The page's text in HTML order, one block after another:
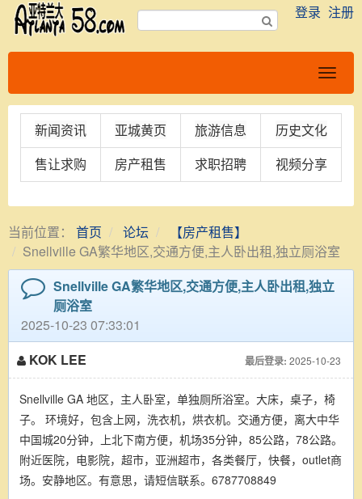
登录 注册
新闻资讯 亚城黄页 旅游信息 历史文化
售让求购 房产租售 求职招聘 视频分享
当前位置： 首页 论坛
【房产租售】
Snellville GA繁华地区,交通方便,主人卧出租,独立厕浴室
Snellville GA繁华地区,交通方便,主人卧出租,独立
厕浴室
2025-10-23 07:33:01
KOK LEE
最后登录: 2025-10-23
Snellville GA 地区，主人卧室，单独厕所浴室。大床，桌子，椅
子。 环境好，包含上网，洗衣机，烘衣机。交通方便，离大中华
中国城20分钟，上北下南方便，机场35分钟，85公路，78公路。
附近医院，电影院，超市，亚洲超市，各类餐厅，快餐，outlet商
场。安静地区。有意思，请短信联系。6787708849